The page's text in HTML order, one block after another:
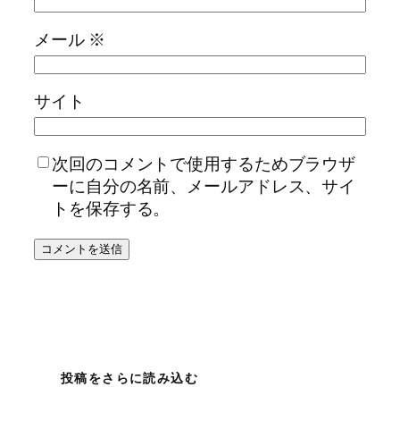
メール ※
サイト
次回のコメントで使用するためブラウザ
ーに自分の名前、メールアドレス、サイ
トを保存する。
投稿をさらに読み込む